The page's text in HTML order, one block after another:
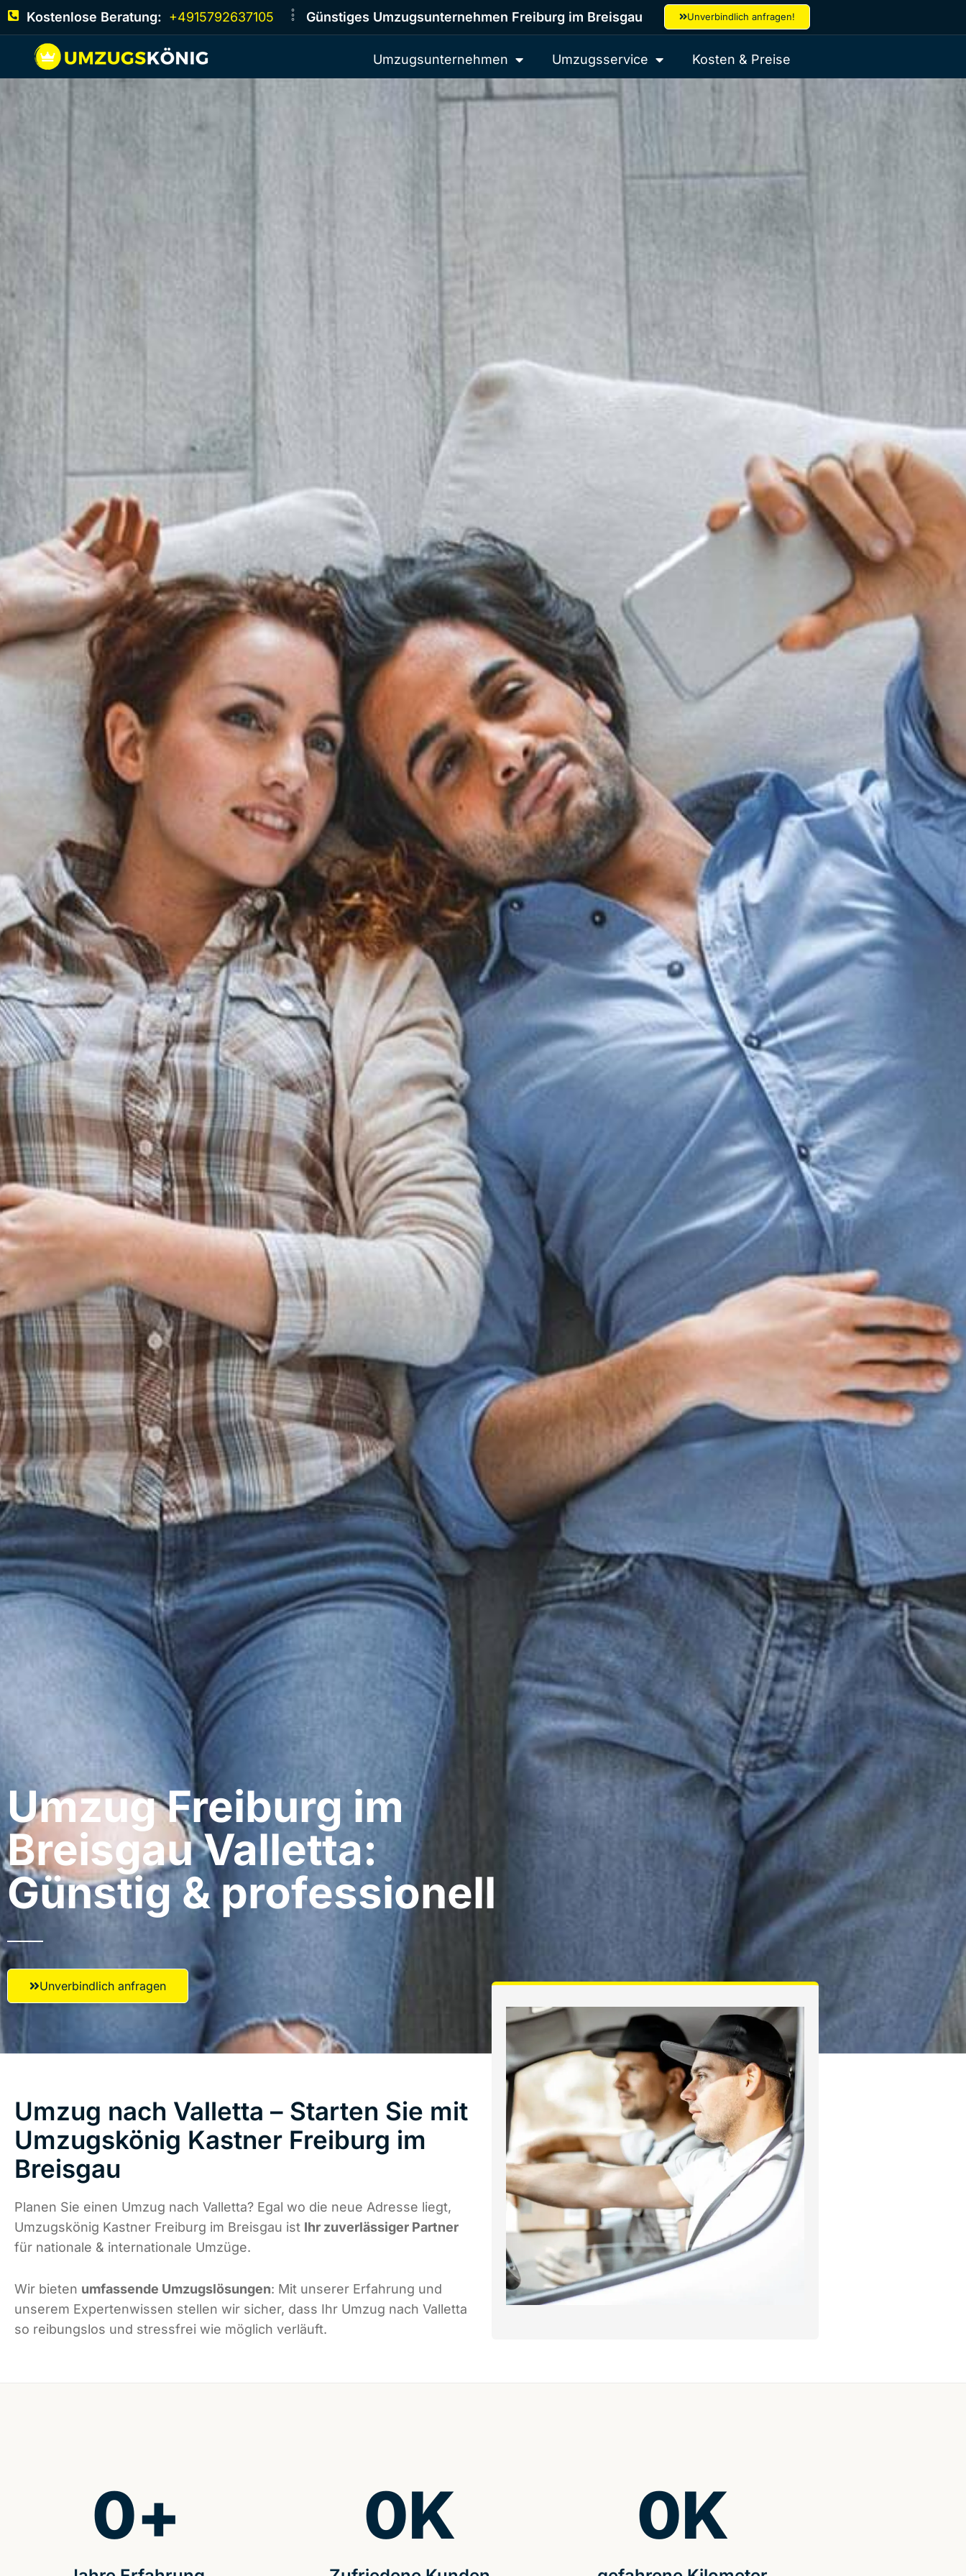
Kostenlose Beratung: +4915792637105 Günstiges Umzugsunternehmen Freiburg im Breisgau Unverbindlich anfragen!
Umzugsunternehmen Umzugsservice Kosten & Preise
Umzug Freiburg im
Breisgau​ Valletta:
Günstig & professionell​
Unverbindlich anfragen
Umzug nach Valletta – Starten Sie mit
Umzugskönig Kastner Freiburg im
Breisgau
Planen Sie einen Umzug nach Valletta? Egal wo die neue Adresse liegt,
Umzugskönig Kastner Freiburg im Breisgau ist Ihr zuverlässiger Partner
für nationale & internationale Umzüge.
Wir bieten umfassende Umzugslösungen: Mit unserer Erfahrung und
unserem Expertenwissen stellen wir sicher, dass Ihr Umzug nach Valletta
so reibungslos und stressfrei wie möglich verläuft.
0+ 0K 0K